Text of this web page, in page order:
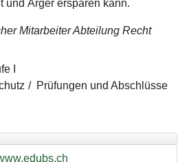
und Ärger ersparen kann.
Mitarbeiter Abteilung Recht
I
Prüfungen und Abschlüsse